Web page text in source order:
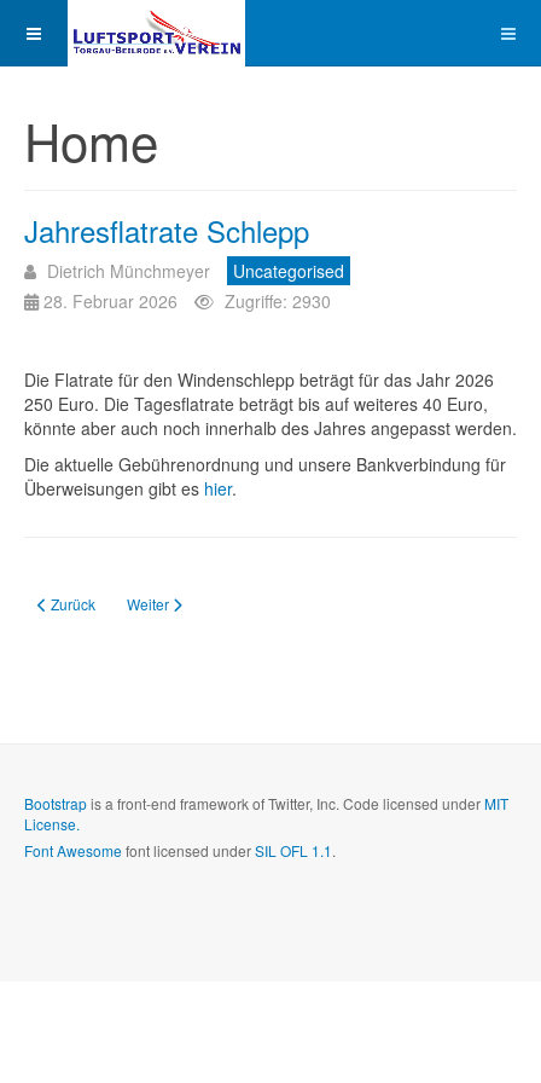
Home
Jahresflatrate Schlepp
Dietrich Münchmeyer
Uncategorised
28. Februar 2026
Zugriffe: 2930
Die Flatrate für den Windenschlepp beträgt für das Jahr 2026
250 Euro. Die Tagesflatrate beträgt bis auf weiteres 40 Euro,
könnte aber auch noch innerhalb des Jahres angepasst werden.
Die aktuelle Gebührenordnung und unsere Bankverbindung für
Überweisungen gibt es hier.
Vorheriger Beitrag: GS/HG Streckenfluglager 25.07. bis 02.08.2026
Zurück Nächster Beitrag: Fliegen lernen
Weiter
Bootstrapis a front-end framework of Twitter, Inc. Code licensed underMIT
License.
Font Awesomefont licensed underSIL OFL 1.1.